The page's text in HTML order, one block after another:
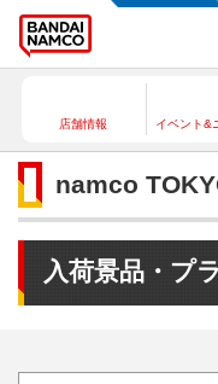
店舗情報 イベント&
namco
入荷景品・プ